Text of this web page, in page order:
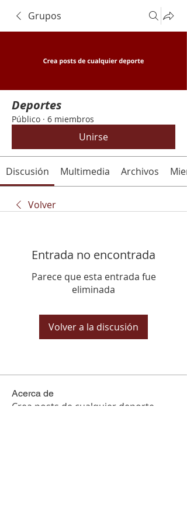
Grupos
Deportes
Público · 6 miembros
Unirse
Discusión Multimedia Archivos
Volver
Entrada no encontrada
Parece que esta entrada fue
eliminada
Volver a la discusión
Acerca de
Crea posts de cualquier deporte